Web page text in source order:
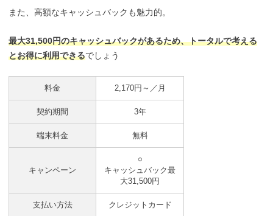
また、高額なキャッシュバックも魅力的。
最大31,500円のキャッシュバックがあるため、トータルで考える
とお得に利用できるでしょう
料金 2,170円～／月
契約期間 3年
端末料金 無料
キャンペーン
○
キャッシュバック最
大31,500円
支払い方法 クレジットカード